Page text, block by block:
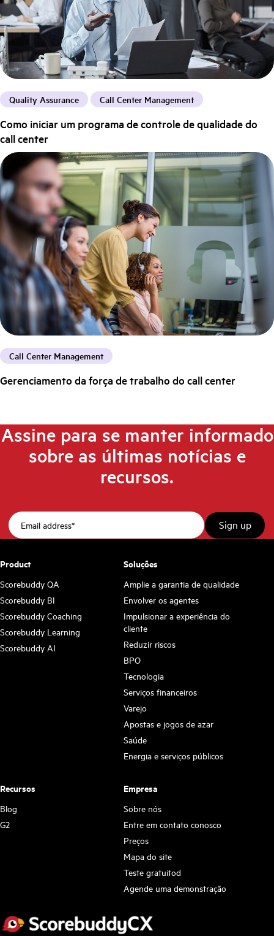
Quality Assurance Call Center Management
Como iniciar um programa de controle de qualidade do
call center
Call Center Management
Gerenciamento da força de trabalho do call center
Assine para se manter informado
sobre as últimas notícias e
recursos.
Product
Scorebuddy QA
Scorebuddy BI
Scorebuddy Coaching
Scorebuddy Learning
Scorebuddy AI
Soluções
Amplie a garantia de qualidade
Envolver os agentes
Impulsionar a experiência do
cliente
Reduzir riscos
BPO
Tecnologia
Serviços financeiros
Varejo
Apostas e jogos de azar
Saúde
Energia e serviços públicos
Recursos
Blog
G2
Empresa
Sobre nós
Entre em contato conosco
Preços
Mapa do site
Teste gratuitod
Agende uma demonstração